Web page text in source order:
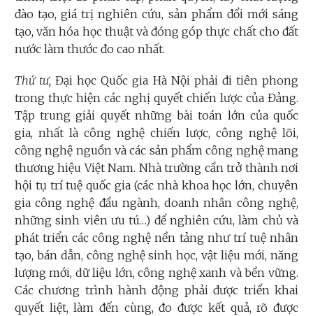
đào tạo, giá trị nghiên cứu, sản phẩm đổi mới sáng
tạo, văn hóa học thuật và đóng góp thực chất cho đất
nước làm thước đo cao nhất.
Thứ tư,Đại học Quốc gia Hà Nội phải đi tiên phong
trong thực hiện các nghị quyết chiến lược của Đảng.
Tập trung giải quyết những bài toán lớn của quốc
gia, nhất là công nghệ chiến lược, công nghệ lõi,
công nghệ nguồn và các sản phẩm công nghệ mang
thương hiệu Việt Nam. Nhà trường cần trở thành nơi
hội tụ trí tuệ quốc gia (các nhà khoa học lớn, chuyên
gia công nghệ đầu ngành, doanh nhân công nghệ,
những sinh viên ưu tú…) để nghiên cứu, làm chủ và
phát triển các công nghệ nền tảng như trí tuệ nhân
tạo, bán dẫn, công nghệ sinh học, vật liệu mới, năng
lượng mới, dữ liệu lớn, công nghệ xanh và bền vững.
Các chương trình hành động phải được triển khai
quyết liệt, làm đến cùng, đo được kết quả, rõ được